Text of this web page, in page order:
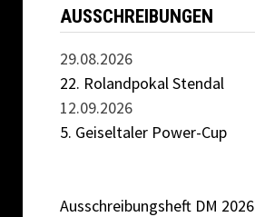
AUSSCHREIBUNGEN
29.08.2026
22. Rolandpokal Stendal
12.09.2026
5. Geiseltaler Power-Cup
Ausschreibungsheft DM 2026